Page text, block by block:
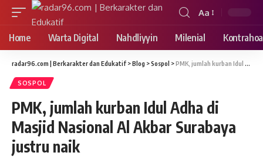
Font
Resizer
Aa
Home Warta Digital Nahdliyyin Milenial
radar96.com | Berkarakter dan Edukatif >Blog >Sospol >PMK, jumlah kurban Idul Adha di Masjid Nasional Al Akbar Surabaya justru naik
SOSPOL
PMK, jumlah kurban Idul Adha di
Masjid Nasional Al Akbar Surabaya
justru naik